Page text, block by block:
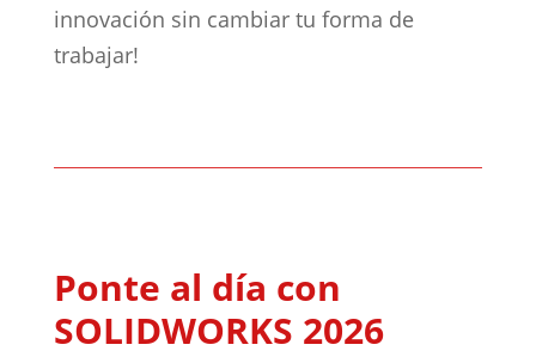
innovación sin cambiar tu forma de
trabajar!
Ponte al día con
SOLIDWORKS 2026